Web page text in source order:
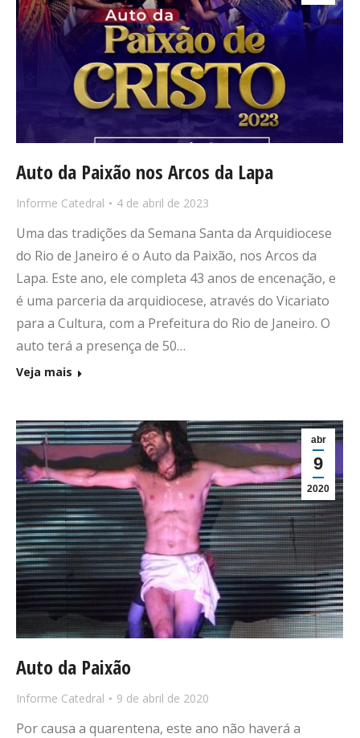
Auto da Paixão nos Arcos da Lapa
Informe Catedral 4 de abril de 2023
Uma das tradições da Semana Santa da Arquidiocese
do Rio de Janeiro é o Auto da Paixão, nos Arcos da
Lapa. Este ano, ele completa 43 anos de encenação, e
é uma parceria da arquidiocese, através do Vicariato
para a Cultura, com a Prefeitura do Rio de Janeiro. O
auto terá a presença de 50…
Veja mais
abr
9
2020
Auto da Paixão
Informe Catedral 9 de abril de 2020
Por causa a quarentena, este ano não haverá a